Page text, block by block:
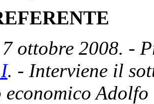
ottobre 2008. -
. - Interviene il
economico